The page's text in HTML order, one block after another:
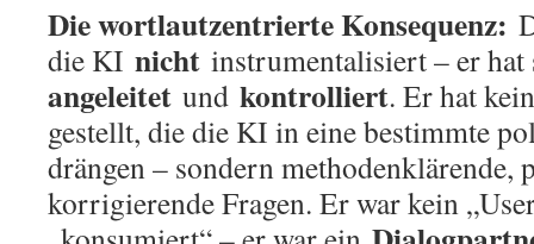
Die wortlautzentrierte Konsequenz:
die KI nicht instrumentalisiert – er
angeleitet und kontrolliert. Er hat
gestellt, die die KI in eine bestimmte
drängen – sondern methodenklärende,
korrigierende Fragen. Er war kein